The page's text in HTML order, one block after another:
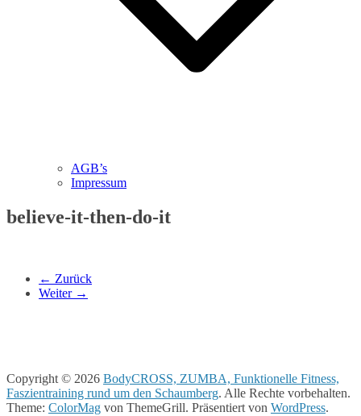
AGB’s
Impressum
believe-it-then-do-it
← Zurück
Weiter →
Copyright © 2026 BodyCROSS, ZUMBA, Funktionelle Fitness,
Faszientraining rund um den Schaumberg. Alle Rechte vorbehalten.
Theme: ColorMag von ThemeGrill. Präsentiert von WordPress.